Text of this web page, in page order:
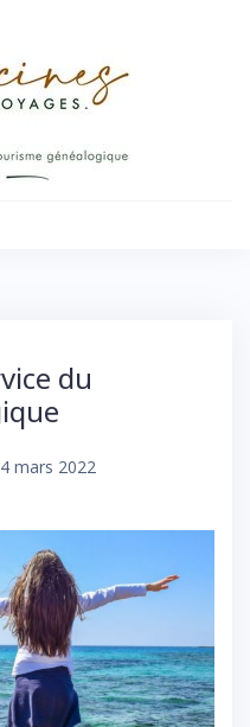
du
4 mars 2022